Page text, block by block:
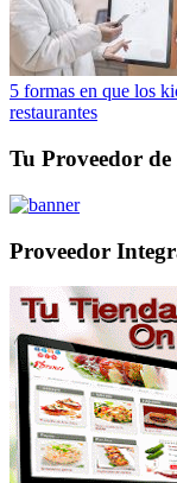
5 formas en que los
restaurantes
Tu Proveedor
Proveedor